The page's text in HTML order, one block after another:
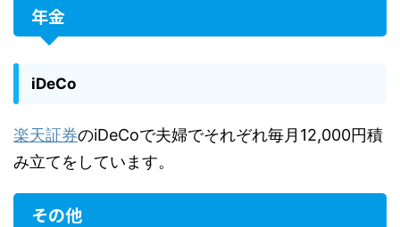
年金
iDeCo
楽天証券のiDeCoで夫婦でそれぞれ毎月12,000円積
み立てをしています。
その他